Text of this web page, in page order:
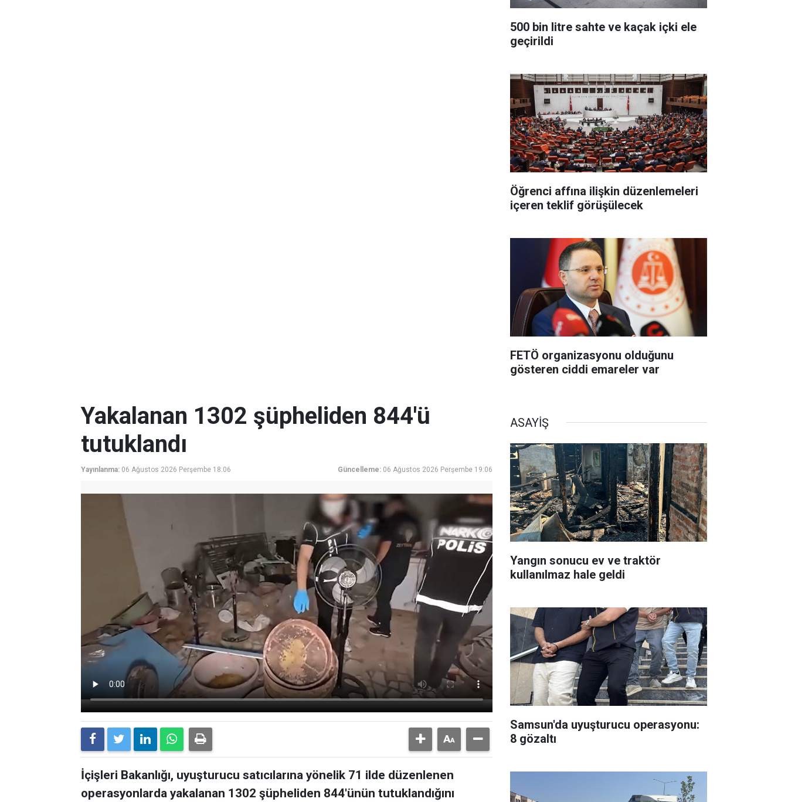
500 bin litre sahte ve kaçak içki ele
geçirildi
Öğrenci affına ilişkin düzenlemeleri
içeren teklif görüşülecek
FETÖ organizasyonu olduğunu
gösteren ciddi emareler var
Yakalanan 1302 şüpheliden 844'ü
tutuklandı
Yayınlanma: 06 Ağustos 2026 Perşembe 18:06 Güncelleme: 06 Ağustos 2026 Perşembe 19:06
İçişleri Bakanlığı, uyuşturucu satıcılarına yönelik 71 ilde düzenlenen
operasyonlarda yakalanan 1302 şüpheliden 844'ünün tutuklandığını
ASAYİŞ
Yangın sonucu ev ve traktör
kullanılmaz hale geldi
Samsun'da uyuşturucu operasyonu:
8 gözaltı